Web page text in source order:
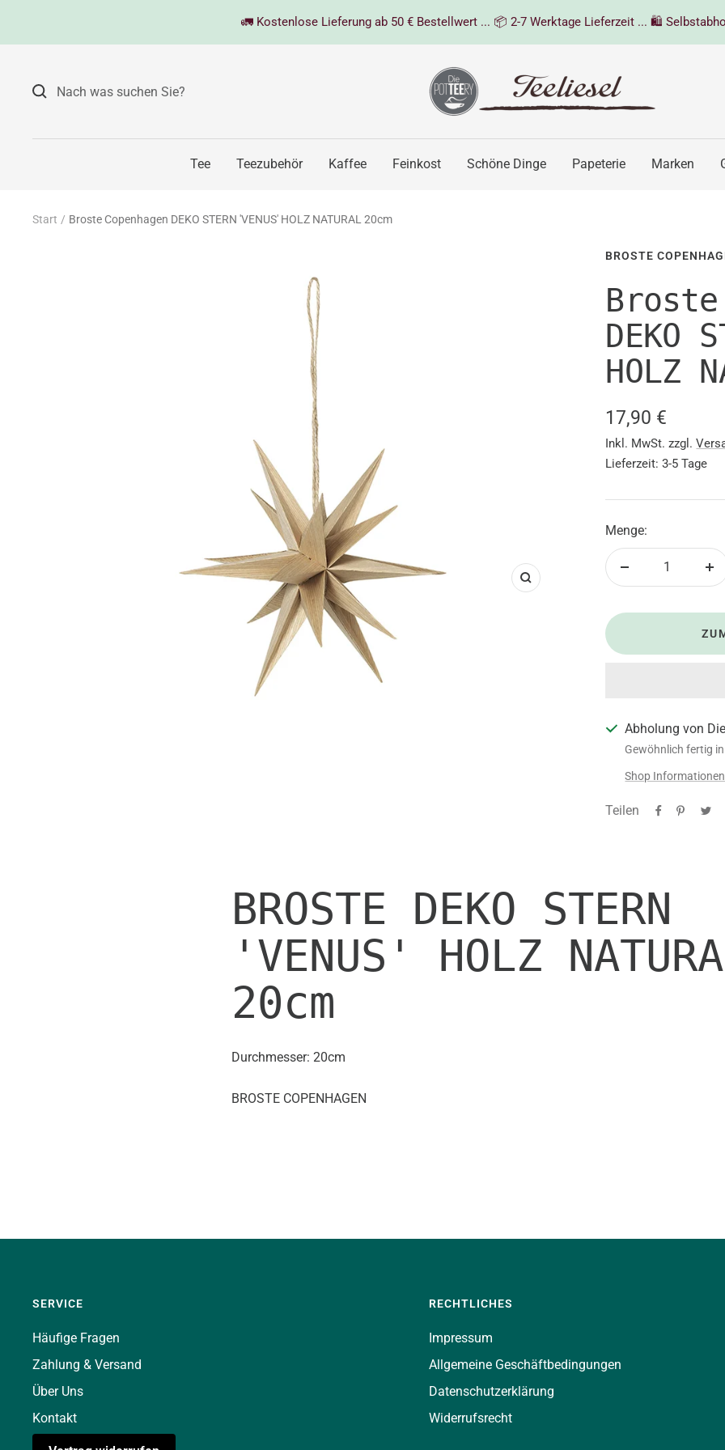
🚛 Kostenlose Lieferung ab 50 € Bestellwert ... 📦 2-7 Werktage Lieferzeit ... 🛍️
Teeliesel
Tee Teezubehör Kaffee Feinkost Schöne Dinge Papeterie Marken
Start Broste Copenhagen DEKO STERN 'VENUS' HOLZ NATURAL 20cm
Zoom
BROSTE
Broste
DEKO
HOLZ
Angebotspreis
17,90 €
Inkl. MwSt. zzgl.
Lieferzeit: 3-5 Tage
Menge:
Abholung von
Gewöhnlich fertig
Shop
Teilen
BROSTE DEKO STERN
'VENUS' HOLZ
20cm
Durchmesser: 20cm
BROSTE COPENHAGEN
SERVICE
Häufige Fragen
Zahlung & Versand
Über Uns
Kontakt
RECHTLICHES
Impressum
Allgemeine Geschäftbedingungen
Datenschutzerklärung
Widerrufsrecht